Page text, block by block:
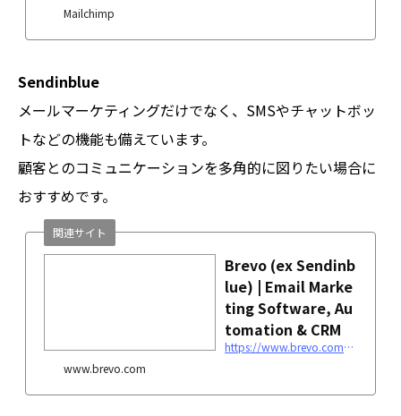
Mailchimp
Sendinblue
メールマーケティングだけでなく、SMSやチャットボッ
トなどの機能も備えています。
顧客とのコミュニケーションを多角的に図りたい場合に
おすすめです。
Brevo (ex Sendinb
lue) | Email Marke
ting Software, Au
tomation & CRM
https://www.brevo.com/en/
www.brevo.com
関連サイト